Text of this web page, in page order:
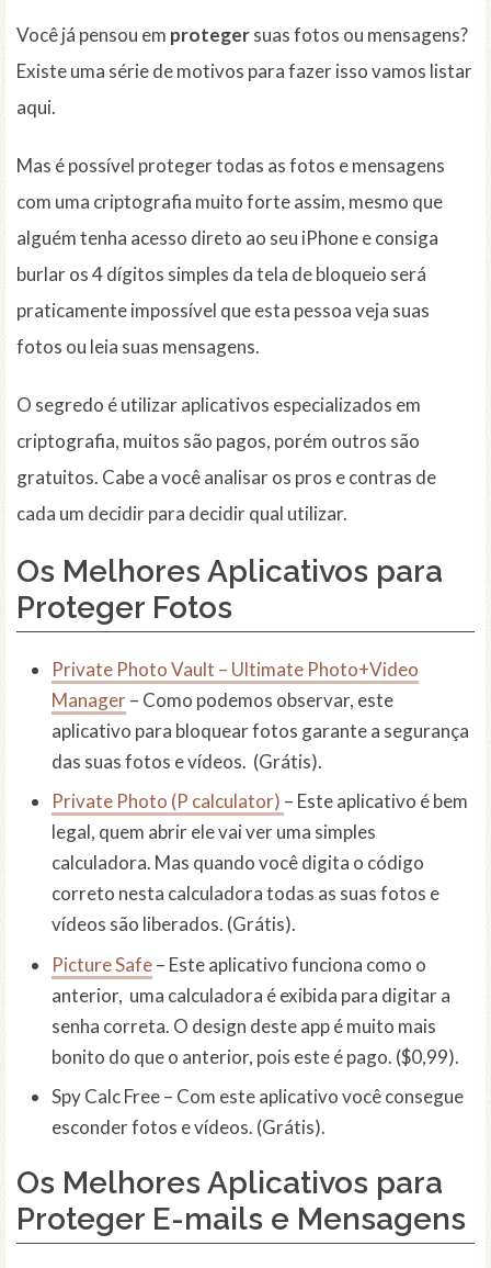
Você já pensou em protegersuas fotos ou mensagens?
Existe uma série de motivos para fazer isso vamos listar
aqui.
Mas é possível proteger todas as fotos e mensagens
com uma criptografia muito forte assim, mesmo que
alguém tenha acesso direto ao seu iPhone e consiga
burlar os 4 dígitos simples da tela de bloqueio será
praticamente impossível que esta pessoa veja suas
fotos ou leia suas mensagens.
O segredo é utilizar aplicativos especializados em
criptografia, muitos são pagos, porém outros são
gratuitos. Cabe a você analisar os pros e contras de
cada um decidir para decidir qual utilizar.
Os Melhores Aplicativos para
Proteger Fotos
Private Photo Vault – Ultimate Photo+Video
Manager– Como podemos observar, este
aplicativo para bloquear fotos garante a segurança
das suas fotos e vídeos. (Grátis).
Private Photo (P calculator) – Este aplicativo é bem
legal, quem abrir ele vai ver uma simples
calculadora. Mas quando você digita o código
correto nesta calculadora todas as suas fotos e
vídeos são liberados. (Grátis).
Picture Safe– Este aplicativo funciona como o
anterior, uma calculadora é exibida para digitar a
senha correta. O design deste app é muito mais
bonito do que o anterior, pois este é pago. ($0,99).
Spy Calc Free – Com este aplicativo você consegue
esconder fotos e vídeos. (Grátis).
Os Melhores Aplicativos para
Proteger E-mails e Mensagens